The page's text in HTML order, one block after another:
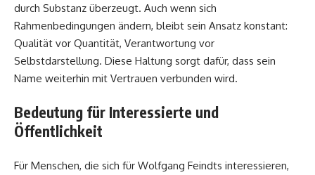
durch Substanz überzeugt. Auch wenn sich
Rahmenbedingungen ändern, bleibt sein Ansatz konstant:
Qualität vor Quantität, Verantwortung vor
Selbstdarstellung. Diese Haltung sorgt dafür, dass sein
Name weiterhin mit Vertrauen verbunden wird.
Bedeutung für Interessierte und
Öffentlichkeit
Für Menschen, die sich für Wolfgang Feindts interessieren,